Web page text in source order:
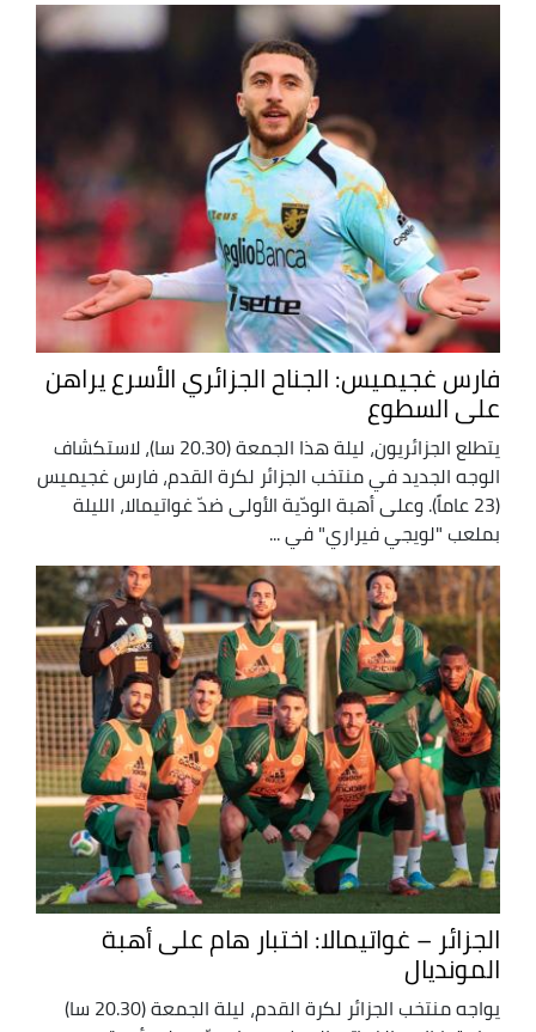
فارس غجيميس: الجناح الجزائري الأسرع يراهن
على السطوع
يتطلع الجزائريون، ليلة هذا الجمعة (20.30 سا)، لاستكشاف
الوجه الجديد في منتخب الجزائر لكرة القدم، فارس غجيميس
(23 عاماً). وعلى أهبة الودّية الأولى ضدّ غواتيمالا، الليلة
بملعب "لويجي فيراري" في ...
الجزائر – غواتيمالا: اختبار هام على أهبة
المونديال
يواجه منتخب الجزائر لكرة القدم، ليلة الجمعة (20.30 سا)